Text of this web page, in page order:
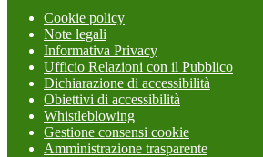
Cookie policy
Note legali
Informativa Privacy
Ufficio Relazioni con il Pubblico
Dichiarazione di accessibilità
Obiettivi di accessibilità
Whistleblowing
Gestione consensi cookie
Amministrazione trasparente